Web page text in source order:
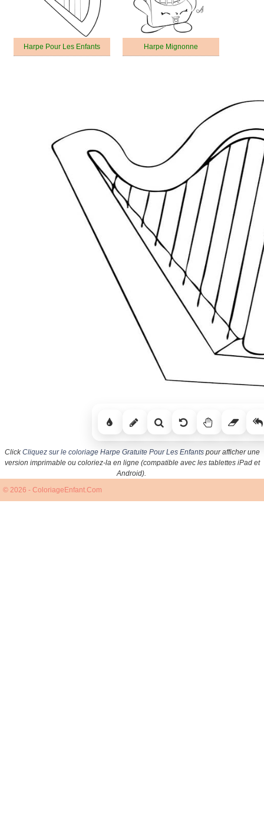
Harpe Pour Les Enfants Harpe Mignonne
ClickCliquez sur le coloriage Harpe Gratuite Pour Les Enfantspour afficher une
version imprimable ou coloriez-la en ligne (compatible avec les tablettes iPad et
Android).
© 2026 - ColoriageEnfant.Com